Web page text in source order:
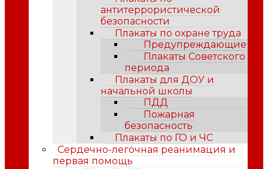
антитеррористической
безопасности
Плакаты по охране труда
Предупреждающие
Плакаты Советского
периода
Плакаты для ДОУ и
начальной школы
ПДД
Пожарная
безопасность
Плакаты по ГО и ЧС
Сердечно-легочная реанимация и
первая помощь